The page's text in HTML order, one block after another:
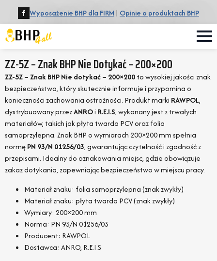
Wyposażenie BHP dla FIRM | Opinie o produktach BHP
ZZ-5Z – Znak BHP Nie Dotykać – 200×200
ZZ-5Z – Znak BHP Nie dotykać – 200×200to wysokiej jakości znak
bezpieczeństwa, który skutecznie informuje i przypomina o
konieczności zachowania ostrożności. Produkt marki RAWPOL,
dystrybuowany przezANROi R.E.I.S, wykonany jest z trwałych
materiałów, takich jak płyta twarda PCV oraz folia
samoprzylepna. Znak BHP o wymiarach 200×200 mm spełnia
normęPN 93/N 01256/03, gwarantując czytelność i zgodność z
przepisami. Idealny do oznakowania miejsc, gdzie obowiązuje
zakaz dotykania, zapewniając bezpieczeństwo w miejscu pracy.
Materiał znaku: folia samoprzylepna (znak zwykły)
Materiał znaku: płyta twarda PCV (znak zwykły)
Wymiary: 200×200 mm
Norma: PN 93/N 01256/03
Producent: RAWPOL
Dostawca: ANRO, R.E.I.S